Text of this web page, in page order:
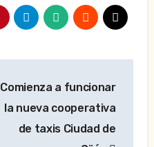
Comienza a funcionar
la nueva cooperativa
de taxis Ciudad de